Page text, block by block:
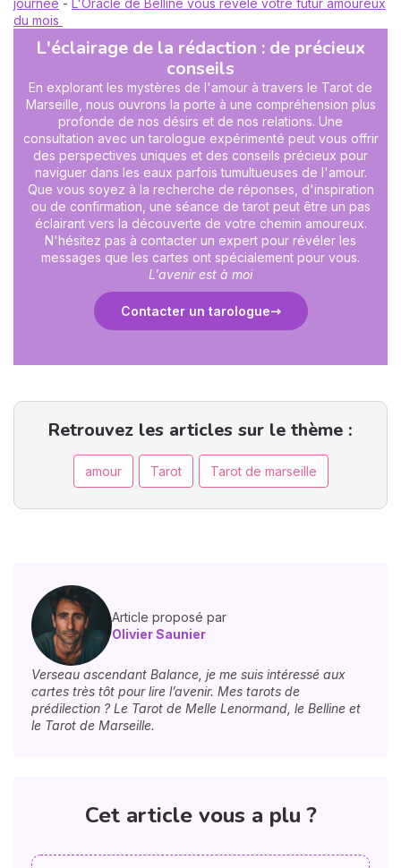
journée - L'Oracle de Belline vous révèle votre futur amoureux
du mois
L'éclairage de la rédaction : de précieux
conseils
En explorant les mystères de l'amour à travers le Tarot de
Marseille, nous ouvrons la porte à une compréhension plus
profonde de nos désirs et de nos relations. Une
consultation avec un tarologue expérimenté peut vous offrir
des perspectives uniques et des conseils précieux pour
naviguer dans les eaux parfois tumultueuses de l'amour.
Que vous soyez à la recherche de réponses, d'inspiration
ou de confirmation, une séance de tarot peut être un pas
éclairant vers la découverte de votre chemin amoureux.
N'hésitez pas à contacter un expert pour révéler les
messages que les cartes ont spécialement pour vous.
L'avenir est à moi
Contacter un tarologue
Retrouvez les articles sur le thème :
amour Tarot Tarot de marseille
Article proposé par
Olivier Saunier
Verseau ascendant Balance, je me suis intéressé aux
cartes très tôt pour lire l’avenir. Mes tarots de
prédilection ? Le Tarot de Melle Lenormand, le Belline et
le Tarot de Marseille.
Cet article vous a plu ?